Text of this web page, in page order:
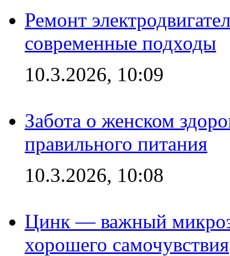
Ремонт
современные подходы
10.3.2026, 10:09
Забота о женском
правильного питания
10.3.2026, 10:08
Цинк — важный
хорошего самочувствия